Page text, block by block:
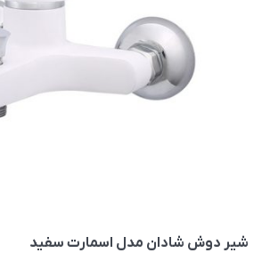
شیر دوش شادان مدل اسمارت سفید